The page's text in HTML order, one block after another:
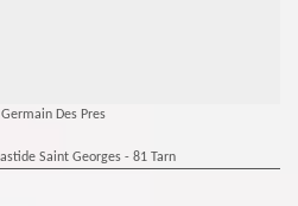
Des Pres
Saint Georges - 81 Tarn